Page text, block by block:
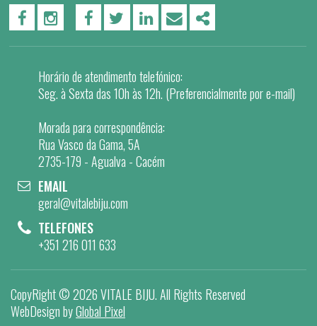
PÁGINA DO FACEBOOK
PÁGINA DO INSTAGRAM
FACEBOOKTWITTERLINKEDIN
EMAIL
Horário de atendimento telefónico:
Seg. à Sexta das 10h às 12h. (Preferencialmente por e-mail)
Morada para correspondência:
Rua Vasco da Gama, 5A
2735-179 - Agualva - Cacém
EMAIL
geral@vitalebiju.com
TELEFONES
+351 216 011 633
CopyRight ©2026 VITALE BIJU. All Rights Reserved
WebDesign byGlobal Pixel